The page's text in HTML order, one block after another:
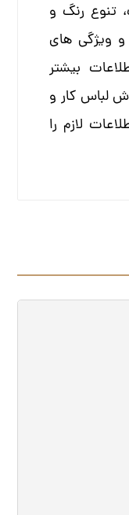
تنوع رنگ و
و ویژگی های
بیشتر
لباس کار و
لازم را